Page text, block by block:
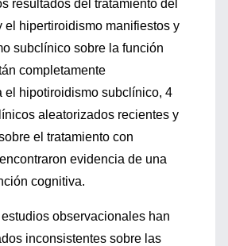
resultados del tratamiento del
el hipertiroidismo manifiestos y
subclínico sobre la función
completamente
el hipotiroidismo subclínico, 4
aleatorizados recientes y
el tratamiento con
evidencia de una
cognitiva.
observacionales han
inconsistentes sobre las